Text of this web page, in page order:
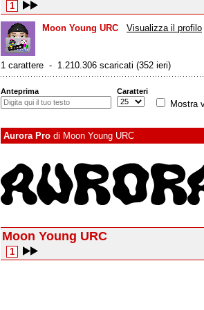
1
Moon Young URC Visualizza il profilo
1 carattere - 1.210.306 scaricati (352 ieri)
Anteprima Caratteri
Mostra
Aurora Pro di Moon Young URC
Moon Young URC
1